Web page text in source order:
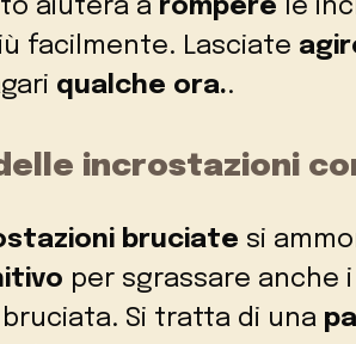
aiuterà a rompere le
facilmente. Lasciate
qualche ora..
incrostazioni
bruciate si
per sgrassare anche i
Si tratta di una